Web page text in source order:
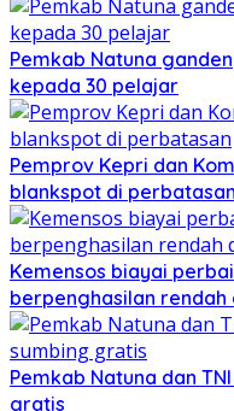
Pemkab Natuna
kepada 30 pelajar
Pemprov Kepri dan
blankspot di perbatasan
Kemensos biayai
berpenghasilan rendah
Pemkab Natuna dan
gratis